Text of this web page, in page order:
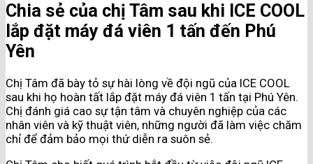
Chia sẻ của chị Tâm sau khi ICE COOL
lắp đặt máy đá viên 1 tấn đến Phú
Yên
Chị Tâm đã bày tỏ sự hài lòng về đội ngũ của ICE COOL
sau khi họ hoàn tất lắp đặt máy đá viên 1 tấn tại Phú Yên.
Chị đánh giá cao sự tận tâm và chuyên nghiệp của các
nhân viên và kỹ thuật viên, những người đã làm việc chăm
chỉ để đảm bảo mọi thứ diễn ra suôn sẻ.